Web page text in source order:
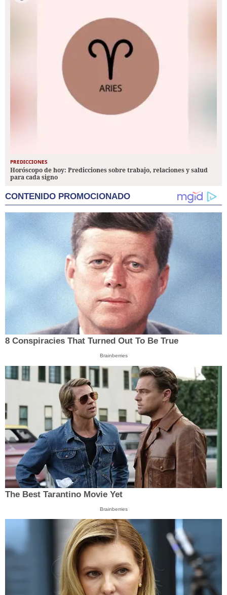
PREDICCIONES
Horóscopo de hoy: Predicciones sobre trabajo, relaciones y salud
para cada signo
CONTENIDO PROMOCIONADO
8 Conspiracies That Turned Out To Be True
Brainberries
The Best Tarantino Movie Yet
Brainberries